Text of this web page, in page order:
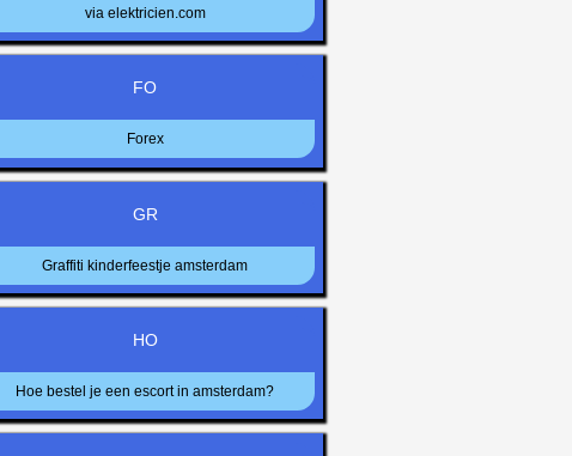
via elektricien.com
FO
Forex
GR
Graffiti kinderfeestje amsterdam
HO
Hoe bestel je een escort in amsterdam?